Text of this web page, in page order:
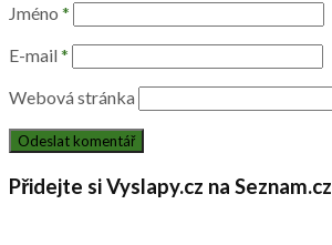
Jméno *
E-mail *
Webová stránka
Přidejte si Vyslapy.cz na Seznam.cz